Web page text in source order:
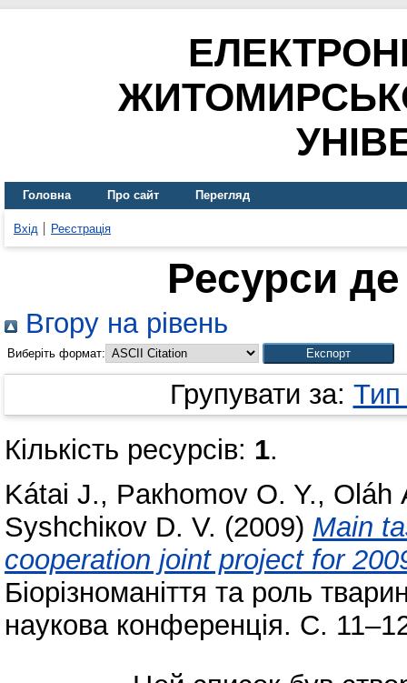
Головна Про сайт Перегляд
Вхід Реєстрація
Ресурси
Вгору на рівень
Виберіть формат:
Групувати за: Тип
Кількість ресурсів: 1.
Kátaі J., Paкhomov O. Y., Oláh
Syshchікov D. V. (2009) Main
cooperation joint project for
Біорізноманіття та роль
наукова конференція. С.